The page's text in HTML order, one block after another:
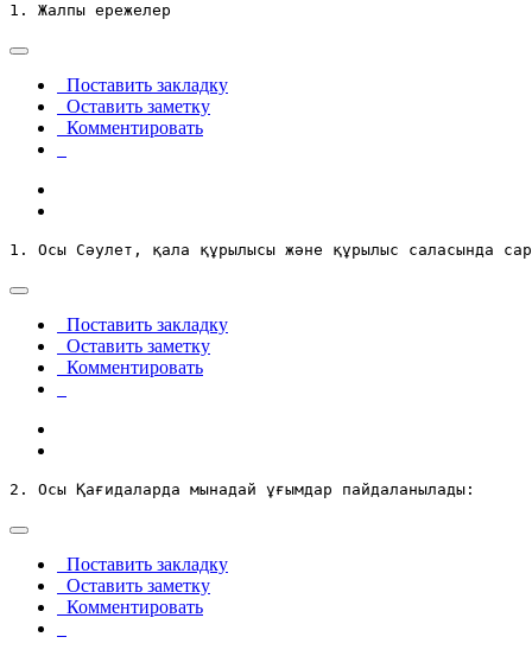
1. Жалпы ережелер
Поставить закладку
Оставить заметку
Комментировать
1. Осы Сәулет, қала құрылысы және құрылыс саласында
Поставить закладку
Оставить заметку
Комментировать
2. Осы Қағидаларда мынадай ұғымдар пайдаланылады:
Поставить закладку
Оставить заметку
Комментировать